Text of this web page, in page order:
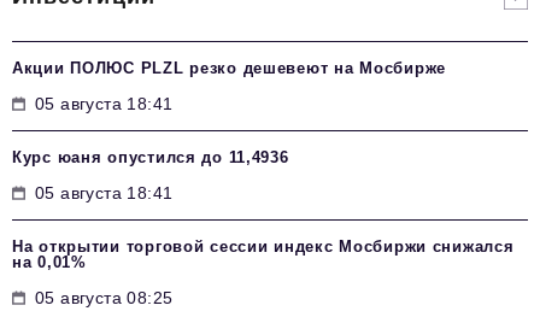
Акции ПОЛЮС PLZL резко дешевеют на Мосбирже
05 августа 18:41
Курс юаня опустился до 11,4936
05 августа 18:41
На открытии торговой сессии индекс Мосбиржи снижался
на 0,01%
05 августа 08:25